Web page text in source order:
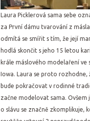
Laura Picklerová sama sebe
za První dámu tvarování z
odmítá se smířit s tím, že její
hodlá skončit s jeho 15 letou
krále máslového modelaření ve
Iowa. Laura se proto rozhodne,
bude pokračovat v rodinné
začne modelovat sama. Ovšem
o slávu se značně zkomplikuje,